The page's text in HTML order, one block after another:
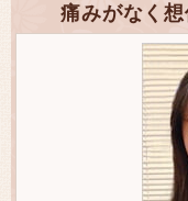
痛みがなく